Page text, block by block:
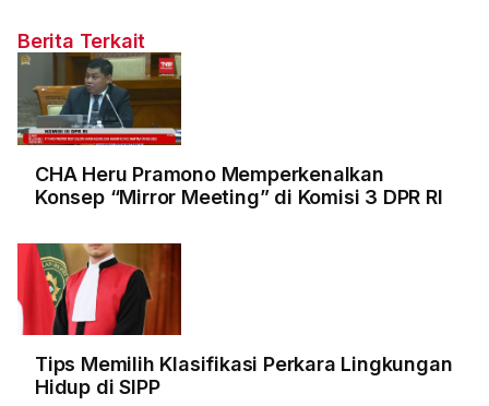
Berita Terkait
CHA Heru Pramono Memperkenalkan
Konsep “Mirror Meeting” di Komisi 3 DPR RI
Tips Memilih Klasifikasi Perkara Lingkungan
Hidup di SIPP